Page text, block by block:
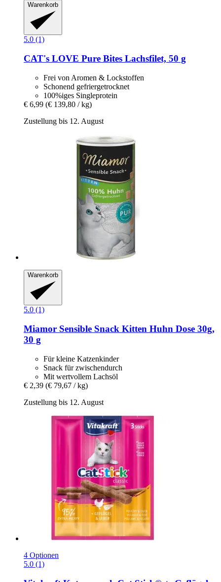
Warenkorb
5.0 (1)
CAT's LOVE Pure Bites Lachsfilet, 50 g
Frei von Aromen & Lockstoffen
Schonend gefriergetrocknet
100%iges Singleprotein
€ 6,99 (€ 139,80 / kg)
Zustellung bis 12. August
Warenkorb
5.0 (1)
Miamor Sensible Snack Kitten Huhn Dose 30g,
30 g
Für kleine Katzenkinder
Snack für zwischendurch
Mit wertvollem Lachsöl
€ 2,39 (€ 79,67 / kg)
Zustellung bis 12. August
4 Optionen
5.0 (1)